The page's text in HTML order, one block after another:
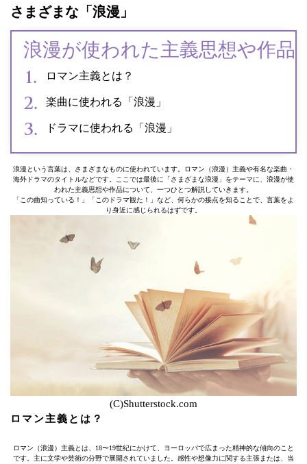
さまざまな「浪漫」
浪漫が使われた主義思想や作品
ロマン主義とは？
楽曲に使われる「浪漫」
ドラマに使われる「浪漫」
浪漫という言葉は、さまざまなものに使われています。ロマン（浪漫）主義や有名な楽曲・
海外ドラマのタイトルなどです。ここでは最後に「さまざまな浪漫」をテーマに、浪漫が使
われた主義思想や作品について、一つひとつ解説していきます。
「この曲知っている！」「このドラマ観た！」など、何らかの接点を知ることで、言葉をよ
り身近に感じられるはずです。
(C)Shutterstock.com
ロマン主義とは？
ロマン（浪漫）主義とは、18〜19世紀にかけて、ヨーロッパで広まった精神的な傾向のこと
です。主に文学や芸術の分野で展開されていました。感性や想像力に関する主張または、当